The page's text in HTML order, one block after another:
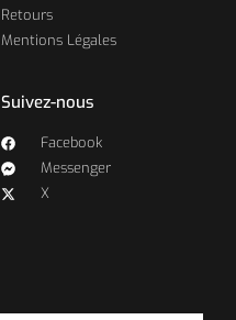
Retours
Mentions Légales
Suivez-nous
Facebook
Messenger
X